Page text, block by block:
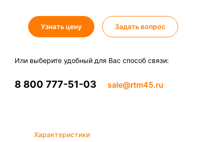
Узнать цену Задать вопрос
Или выберите удобный для Вас способ связи:
8 800 777-51-03 sale@rtm45.ru
Характеристики